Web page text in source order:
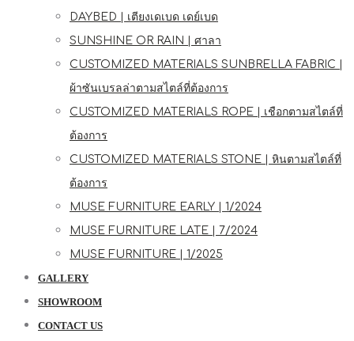
DAYBED | เตียงเดเบด เดย์เบด
SUNSHINE OR RAIN | ศาลา
CUSTOMIZED MATERIALS SUNBRELLA FABRIC |
ผ้าซันเบรลล่าตามสไตล์ที่ต้องการ
CUSTOMIZED MATERIALS ROPE | เชือกตามสไตล์ที่
ต้องการ
CUSTOMIZED MATERIALS STONE | หินตามสไตล์ที่
ต้องการ
MUSE FURNITURE EARLY | 1/2024
MUSE FURNITURE LATE | 7/2024
MUSE FURNITURE | 1/2025
GALLERY
SHOWROOM
CONTACT US